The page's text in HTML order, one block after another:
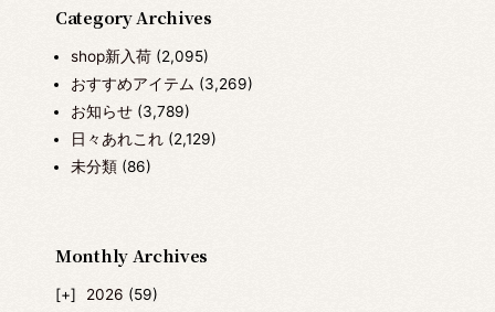
Category Archives
shop新入荷(2,095)
おすすめアイテム (3,269)
お知らせ(3,789)
日々あれこれ(2,129)
未分類(86)
Monthly Archives
2026 (59)